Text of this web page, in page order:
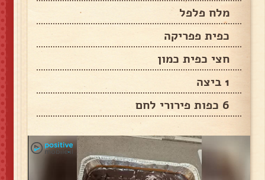
מלח פלפל
כפית פפריקה
חצי כפית כמון
1 ביצה
6 כפות פירורי לחם